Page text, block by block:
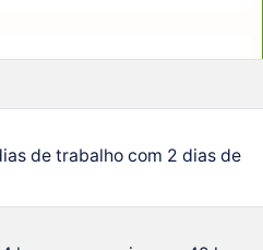
de trabalho com 2 dias de